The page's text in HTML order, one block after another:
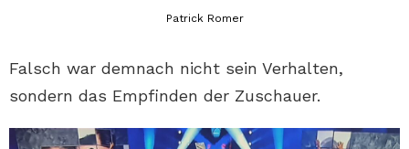
Patrick Romer
Falsch war demnach nicht sein Verhalten,
sondern das Empfinden der Zuschauer.